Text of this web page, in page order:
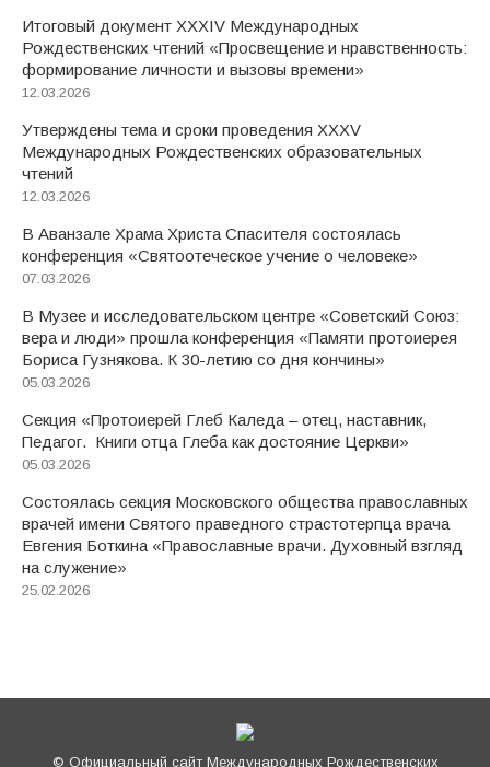
Итоговый документ XXХIV Международных
Рождественских чтений «Просвещение и нравственность:
формирование личности и вызовы времени»
12.03.2026
Утверждены тема и сроки проведения XXXV
Международных Рождественских образовательных
чтений
12.03.2026
В Аванзале Храма Христа Спасителя состоялась
конференция «Святоотеческое учение о человеке»
07.03.2026
В Музее и исследовательском центре «Советский Союз:
вера и люди» прошла конференция «Памяти протоиерея
Бориса Гузнякова. К 30-летию со дня кончины»
05.03.2026
Секция «Протоиерей Глеб Каледа – отец, наставник,
Педагог. Книги отца Глеба как достояние Церкви»
05.03.2026
Состоялась секция Московского общества православных
врачей имени Святого праведного страстотерпца врача
Евгения Боткина «Православные врачи. Духовный взгляд
на служение»
25.02.2026
© Официальный сайт Международных Рождественских